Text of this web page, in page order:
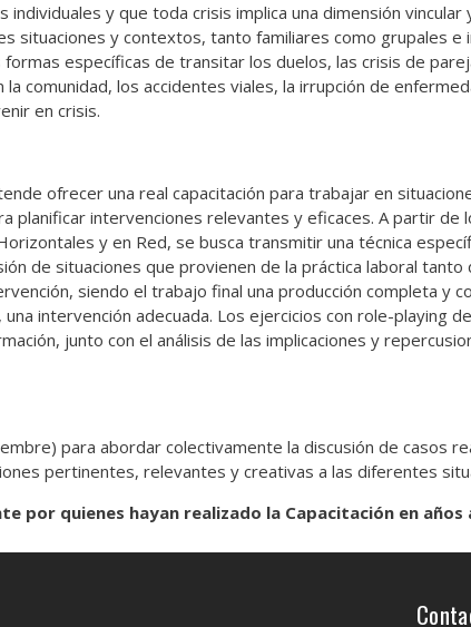
y que toda crisis implica una dimensión
situaciones y contextos, tanto familiares como grupales e
específicas de transitar los duelos, las crisis de
comunidad, los accidentes viales, la irrupción de
en crisis.
ofrecer una real capacitación para trabajar en
planificar intervenciones relevantes y eficaces. A partir de
y en Red, se busca transmitir una técnica
de situaciones que provienen de la práctica laboral
siendo el trabajo final una producción completa y
intervención adecuada. Los ejercicios con role-playing
junto con el análisis de las implicaciones y
para abordar colectivamente la discusión de casos
pertinentes, relevantes y creativas a las diferentes
por quienes hayan realizado la Capacitación en